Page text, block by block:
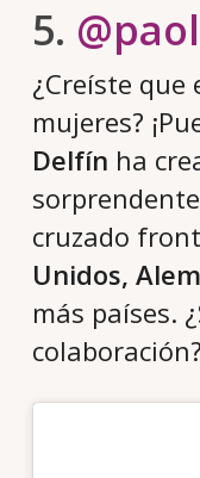
5.
¿Creíste
mujeres?
Delfín ha
cruzado
Unidos,
más países.
colaboración?